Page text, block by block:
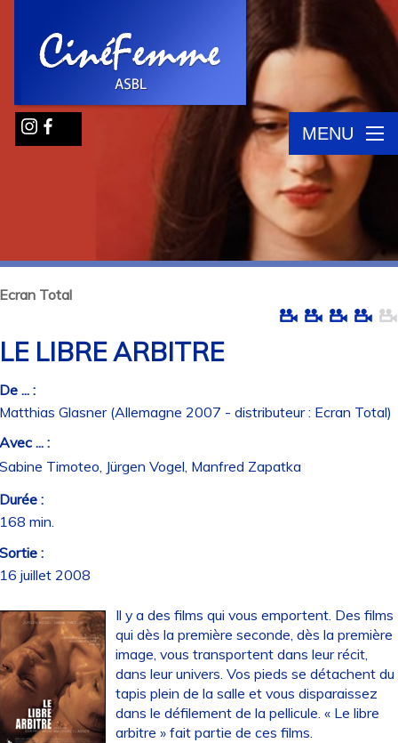
MENU
Total
LIBRE ARBITRE
... :
Glasner (Allemagne 2007 - distributeur : Ecran Total)
... :
Timoteo, Jürgen Vogel, Manfred Zapatka
:
min.
:
juillet 2008
Il y a des films qui vous emportent. Des films
qui dès la première seconde, dès la première
image, vous transportent dans leur récit,
dans leur univers. Vos pieds se détachent du
tapis plein de la salle et vous disparaissez
dans le défilement de la pellicule. « Le libre
arbitre » fait partie de ces films.